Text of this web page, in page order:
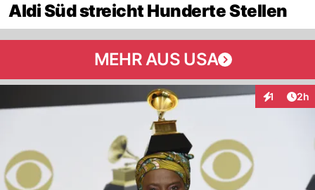
Aldi Süd streicht Hunderte Stellen
MEHR AUS USA
1 2h